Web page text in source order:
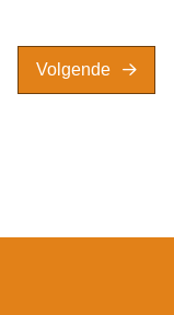
Volgende